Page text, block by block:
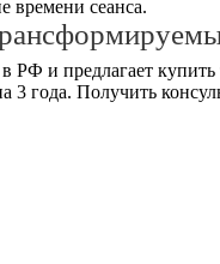
времени сеанса.
РФ и предлагает
3 года. Получить